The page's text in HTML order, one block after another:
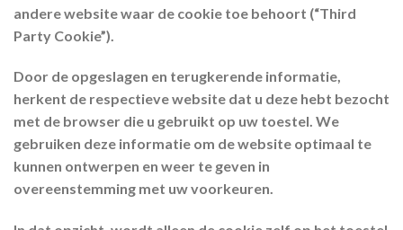
andere website waar de cookie toe behoort (“Third
Party Cookie”).
Door de opgeslagen en terugkerende informatie,
herkent de respectieve website dat u deze hebt bezocht
met de browser die u gebruikt op uw toestel. We
gebruiken deze informatie om de website optimaal te
kunnen ontwerpen en weer te geven in
overeenstemming met uw voorkeuren.